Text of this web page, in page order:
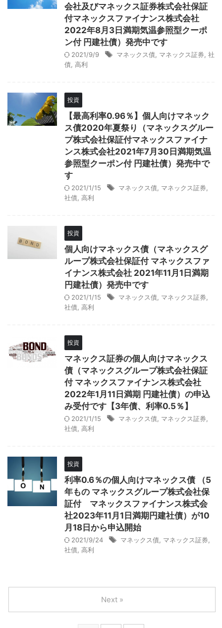
会社及びマネックス証券株式会社保証
付マネックスファイナンス株式会社
2022年8月3日満期気温参照型クーポ
ン付 円建社債）発売中です
2021/9/9 マネックス債 マネックス証券 社
債 高利
投資
【最高利率0.96％】個人向けマネック
ス債2020年夏祭り（マネックスグルー
プ株式会社保証付マネックスファイナ
ンス株式会社2021年7月30日満期気温
参照型クーポン付 円建社債）発売中で
す
2021/1/15 マネックス債 マネックス証券
社債 高利
投資
個人向けマネックス債（マネックスグ
ループ株式会社保証付 マネックスファ
イナンス株式会社 2021年11月1日満期
円建社債）発売中です
2021/1/15 マネックス債 マネックス証券
社債 高利
投資
マネックス証券の個人向けマネックス
債（マネックスグループ株式会社保証
付 マネックスファイナンス株式会社
2022年1月11日満期 円建社債）の申込
み受付です【3年債、利率0.5％】
2021/1/15 マネックス債 マネックス証券
社債 高利
投資
利率0.6％の個人向けマネックス債 （5
年もの マネックスグループ株式会社保
証付 マネックスファイナンス株式会
社2023年11月1日満期円建社債）が10
月18日から申込開始
2021/9/24 マネックス債 マネックス証券
社債 高利
Next »